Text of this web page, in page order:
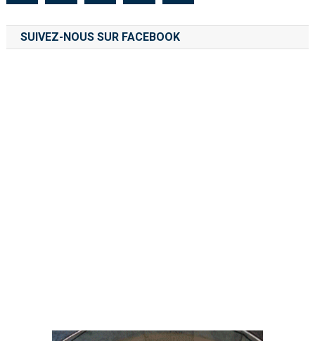
SUIVEZ-NOUS SUR FACEBOOK